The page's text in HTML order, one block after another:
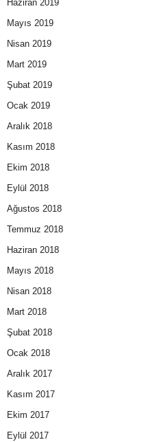
Haziran 2019
Mayıs 2019
Nisan 2019
Mart 2019
Şubat 2019
Ocak 2019
Aralık 2018
Kasım 2018
Ekim 2018
Eylül 2018
Ağustos 2018
Temmuz 2018
Haziran 2018
Mayıs 2018
Nisan 2018
Mart 2018
Şubat 2018
Ocak 2018
Aralık 2017
Kasım 2017
Ekim 2017
Eylül 2017